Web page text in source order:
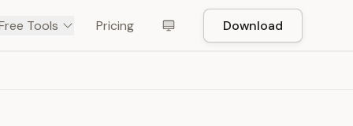
Tools Pricing Download